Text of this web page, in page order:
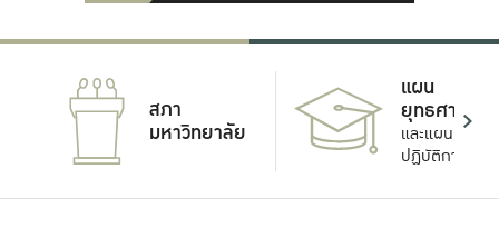
สภา
มหาวิทยาลัย
แผน
ยุทธศาสตร์
และแผน
ปฏิบัติการ